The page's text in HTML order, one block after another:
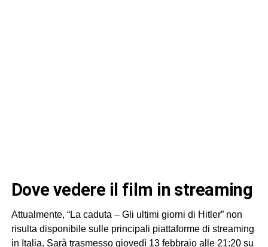
dove vedere il film in streaming
Attualmente, “La caduta – Gli ultimi giorni di Hitler” non
risulta disponibile sulle principali piattaforme di streaming
in Italia. Sarà trasmesso giovedì 13 febbraio alle 21:20 su